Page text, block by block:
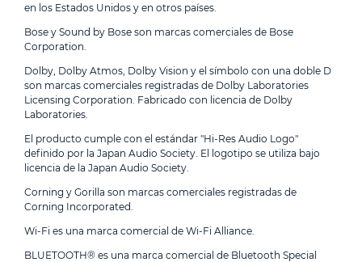
en los Estados Unidos y en otros países.
Bose y Sound by Bose son marcas comerciales de Bose
Corporation.
Dolby, Dolby Atmos, Dolby Vision y el símbolo con una doble D
son marcas comerciales registradas de Dolby Laboratories
Licensing Corporation. Fabricado con licencia de Dolby
Laboratories.
El producto cumple con el estándar "Hi-Res Audio Logo"
definido por la Japan Audio Society. El logotipo se utiliza bajo
licencia de la Japan Audio Society.
Corning y Gorilla son marcas comerciales registradas de
Corning Incorporated.
Wi-Fi es una marca comercial de Wi-Fi Alliance.
BLUETOOTH® es una marca comercial de Bluetooth Special